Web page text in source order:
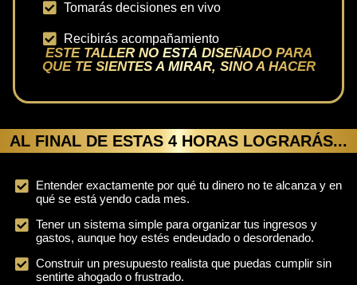
Tomarás decisiones en vivo
Recibirás acompañamiento
ESTE TALLER NO ESTÁ DISEÑADO PARA
QUE TE SIENTES A MIRAR, SINO A HACER
AL FINAL DE ESTAS 4 HORAS LOGRARÁS...
Entender exactamente por qué tu dinero no te alcanza y en
qué se está yendo cada mes.
Tener un sistema simple para organizar tus ingresos y
gastos, aunque hoy estés endeudado o desordenado.
Construir un presupuesto realista que puedas cumplir sin
sentirte ahogado o frustrado.